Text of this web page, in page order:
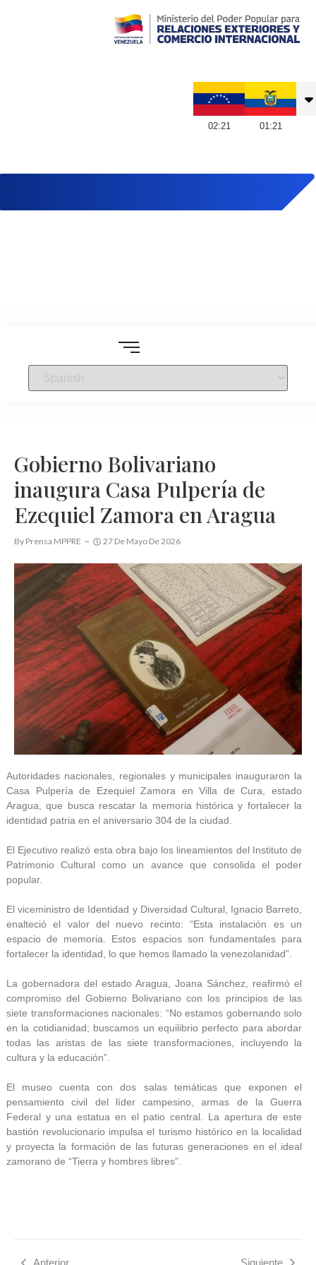
02:21 01 :21
Gobierno Bolivariano
inaugura Casa Pulpería de
Ezequiel Zamora en Aragua
By Prensa MPPRE 27 De Mayo De 2026
Autoridades nacionales, regionales y municipales inauguraron la
Casa Pulpería de Ezequiel Zamora en Villa de Cura, estado
Aragua, que busca rescatar la memoria histórica y fortalecer la
identidad patria en el aniversario 304 de la ciudad.
El Ejecutivo realizó esta obra bajo los lineamientos del Instituto de
Patrimonio Cultural como un avance que consolida el poder
popular.
El viceministro de Identidad y Diversidad Cultural, Ignacio Barreto,
enalteció el valor del nuevo recinto: “Esta instalación es un
espacio de memoria. Estos espacios son fundamentales para
fortalecer la identidad, lo que hemos llamado la venezolanidad”.
La gobernadora del estado Aragua, Joana Sánchez, reafirmó el
compromiso del Gobierno Bolivariano con los principios de las
siete transformaciones nacionales: “No estamos gobernando solo
en la cotidianidad; buscamos un equilibrio perfecto para abordar
todas las aristas de las siete transformaciones, incluyendo la
cultura y la educación”.
El museo cuenta con dos salas temáticas que exponen el
pensamiento civil del líder campesino, armas de la Guerra
Federal y una estatua en el patio central. La apertura de este
bastión revolucionario impulsa el turismo histórico en la localidad
y proyecta la formación de las futuras generaciones en el ideal
zamorano de “Tierra y hombres libres”.
Anterior Siguiente